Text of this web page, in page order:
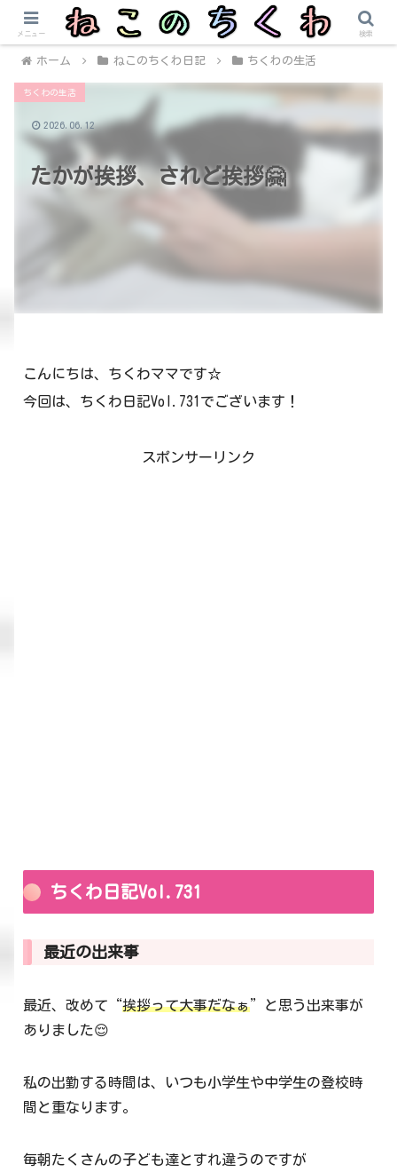
ホーム ねこのちくわ日記 ちくわの生活
たかが挨拶、されど挨拶🤗
ちくわの生活
2026.06.12
こんにちは、ちくわママです☆
今回は、ちくわ日記Vol.731でございます！
スポンサーリンク
ちくわ日記Vol.731
最近の出来事
最近、改めて“挨拶って大事だなぁ”と思う出来事が
ありました😌
私の出勤する時間は、いつも小学生や中学生の登校時
間と重なります。
毎朝たくさんの子ども達とすれ違うのですが
メニュー 検索